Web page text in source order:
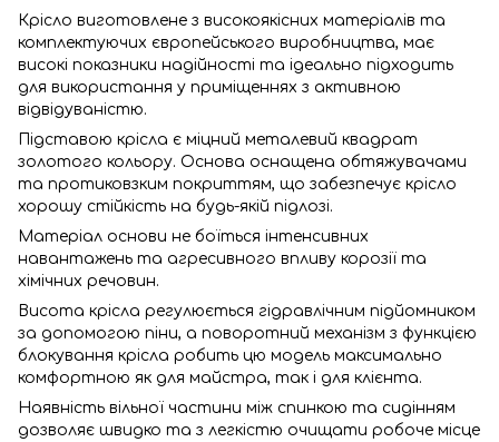
Крісло виготовлене з високоякісних матеріалів та
комплектуючих європейського виробництва, має
високі показники надійності та ідеально підходить
для використання у приміщеннях з активною
відвідуваністю.
Підставою крісла є міцний металевий квадрат
золотого кольору. Основа оснащена обтяжувачами
та протиковзким покриттям, що забезпечує крісло
хорошу стійкість на будь-якій підлозі.
Матеріал основи не боїться інтенсивних
навантажень та агресивного впливу корозії та
хімічних речовин.
Висота крісла регулюється гідравлічним підйомником
за допомогою піни, а поворотний механізм з функцією
блокування крісла робить цю модель максимально
комфортною як для майстра, так і для клієнта.
Наявність вільної частини між спинкою та сидінням
дозволяє швидко та з легкістю очищати робоче місце